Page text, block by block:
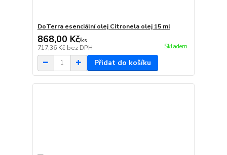
DoTerra esenciální olej Citronela olej 15 ml
868,00 Kč/ks
717,36 Kč bez DPH Skladem
Přidat do košíku